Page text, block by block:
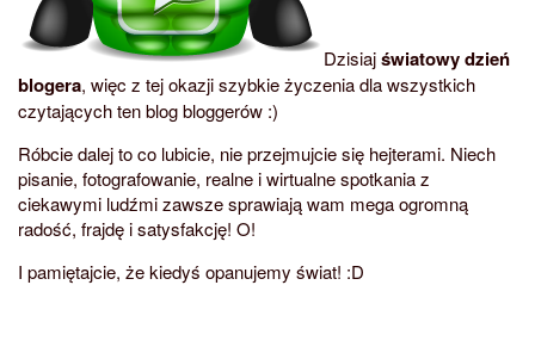
Dzisiajświatowy dzień
blogera, więc z tej okazji szybkie życzenia dla wszystkich
czytających ten blog bloggerów :)
Róbcie dalej to co lubicie, nie przejmujcie się hejterami. Niech
pisanie, fotografowanie, realne i wirtualne spotkania z
ciekawymi ludźmi zawsze sprawiają wam mega ogromną
radość, frajdę i satysfakcję! O!
I pamiętajcie, że kiedyś opanujemy świat! :D